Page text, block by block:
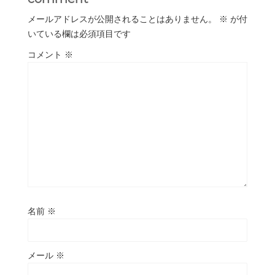
メールアドレスが公開されることはありません。 ※ が付
いている欄は必須項目です
コメント ※
名前 ※
メール ※